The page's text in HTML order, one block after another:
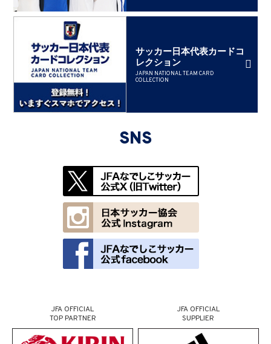
サッカー日本代表カードコ
レクション
JAPAN NATIONAL TEAM CARD
COLLECTION
SNS
JFA OFFICIAL
TOP PARTNER
JFA OFFICIAL
SUPPLIER